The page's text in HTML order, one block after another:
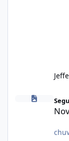
Novas